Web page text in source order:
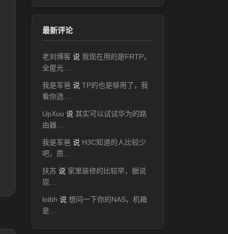
最新评论
老刘博客 说 我现在用的是FRTP，
全屋光…
我是军爸 说 TP的也是够用了，我
看你选…
UpXuu 说 其实可以试试华为的路
由器…
我是军爸 说 H3C知道的人比较少
吧，质…
扶苏 说 家里装修的比较早，据说
现…
loibh 说 想问一下你的NAS，机箱
是…